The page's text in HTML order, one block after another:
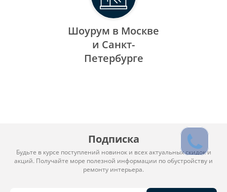
Шоурум в Москве
и Санкт-
Петербурге
Подписка
Будьте в курсе поступлений новинок и всех актуальных скидок и
акций. Получайте море полезной информации по обустройству и
ремонту интерьера.